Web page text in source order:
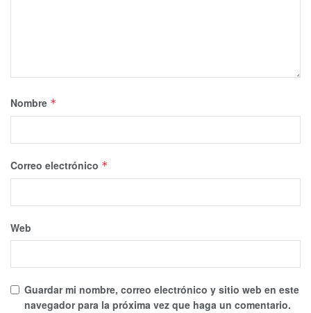
Nombre *
Correo electrónico *
Web
Guardar mi nombre, correo electrónico y sitio web en este
navegador para la próxima vez que haga un comentario.